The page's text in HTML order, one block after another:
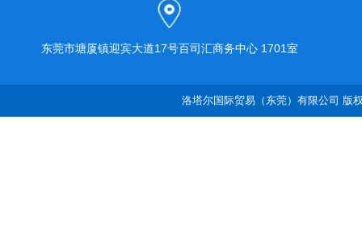
东莞市塘厦镇迎宾大道17号百司汇商务中心 1701室
洛塔尔国际贸易（东莞）有限公司 版